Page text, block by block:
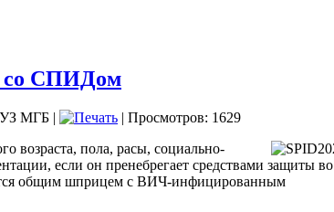
со СПИДом
МГБ |
| Просмотров: 1629
возраста, пола, расы, социально-
если он пренебрегает средствами защиты во
общим шприцем с ВИЧ-инфицированным